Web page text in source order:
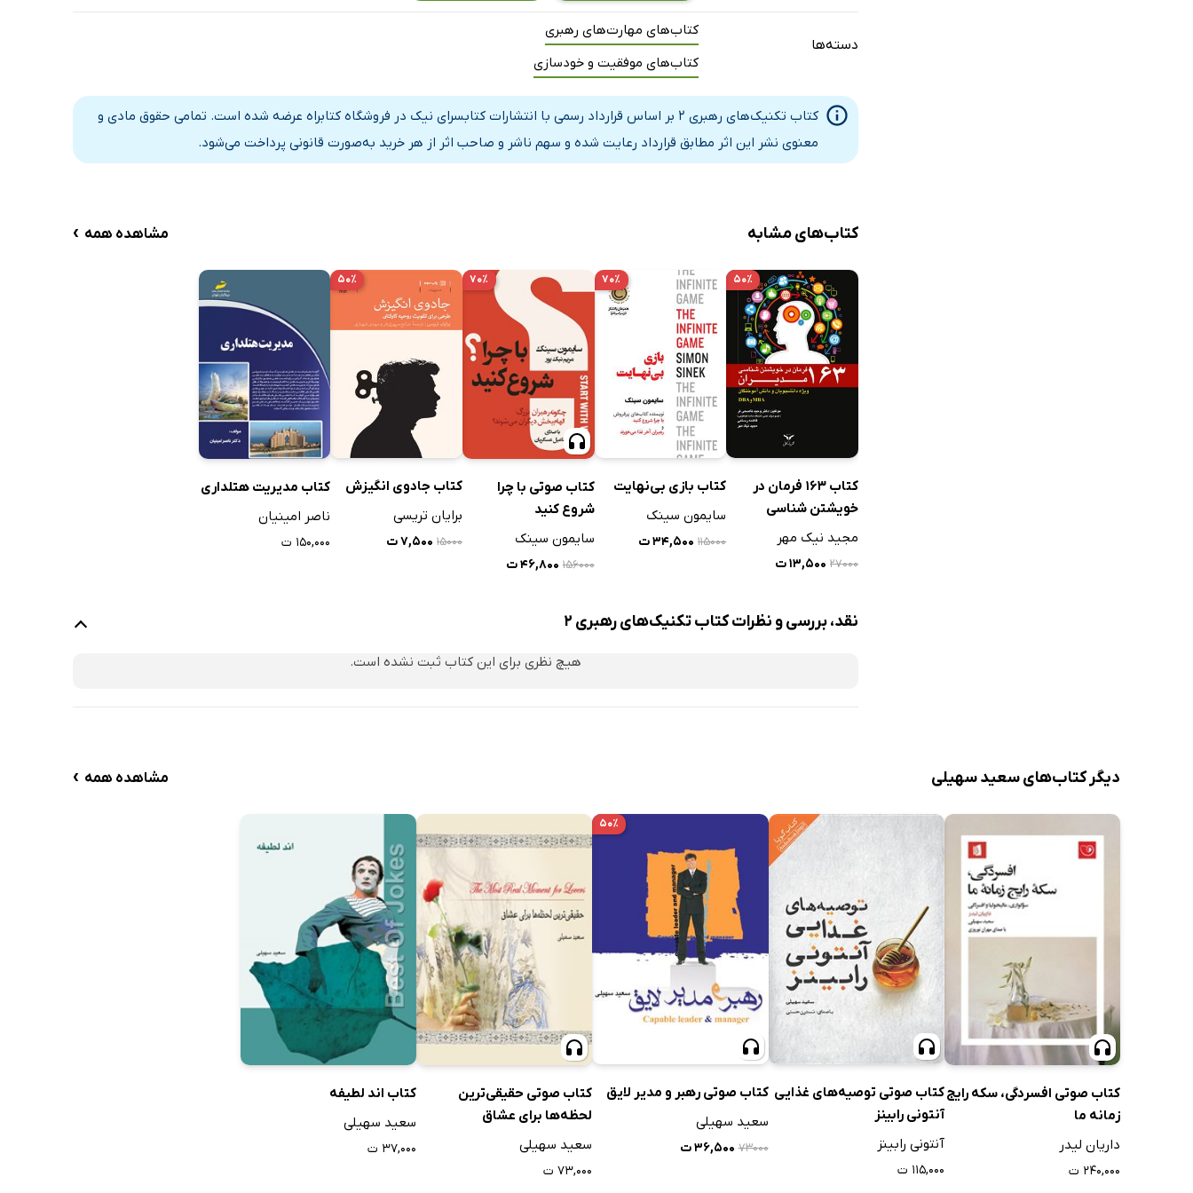
دسته‌ها
کتاب‌های مهارت‌های رهبری
کتاب‌های موفقیت و خودسازی
کتاب تکنیک‌های رهبری 2 بر اساس قرارداد رسمی با انتشارات کتابسرای نیک در فروشگاه کتابراه عرضه شده است. تمامی حقوق مادی و
معنوی نشر این اثر مطابق قرارداد رعایت شده و سهم ناشر و صاحب اثر از هر خرید به‌صورت قانونی پرداخت می‌شود.
کتاب‌های مشابه مشاهده همه ›
۵۰٪
کتاب 163 فرمان در
خویشتن شناسی
مدیران: ویژه
آموختگان MBA و DBA
مجید نیک مهر
۲۷۰۰۰ ۱۳,۵۰۰ ت
۷۰٪
کتاب بازی بی‌نهایت
سایمون سینک
۱۱۵۰۰۰ ۳۴,۵۰۰ ت
۷۰٪
کتاب صوتی با چرا
شروع کنید
سایمون سینک
۱۵۶۰۰۰ ۴۶,۸۰۰ ت
۵۰٪
کتاب جادوی انگیزش
برایان تریسی
۱۵۰۰۰ ۷,۵۰۰ ت
کتاب مدیریت هتلداری
ناصر امینیان
۱۵۰,۰۰۰ ت
نقد، بررسی و نظرات کتاب تکنیک‌های رهبری 2
هیچ نظری برای این کتاب ثبت نشده است.
دیگر کتاب‌های سعید سهیلی مشاهده همه ›
کتاب صوتی افسردگی، سکه رایج
زمانه ما
داریان لیدر
۲۴۰,۰۰۰ ت
کتاب صوتی توصیه‌های غذایی
آنتونی رابینز
آنتونی رابینز
۱۱۵,۰۰۰ ت
۵۰٪
کتاب صوتی رهبر و مدیر لایق
سعید سهیلی
۷۳۰۰۰ ۳۶,۵۰۰ ت
کتاب صوتی حقیقی‌ترین
لحظه‌ها برای عشاق
سعید سهیلی
۷۳,۰۰۰ ت
کتاب اند لطیفه
سعید سهیلی
۳۷,۰۰۰ ت